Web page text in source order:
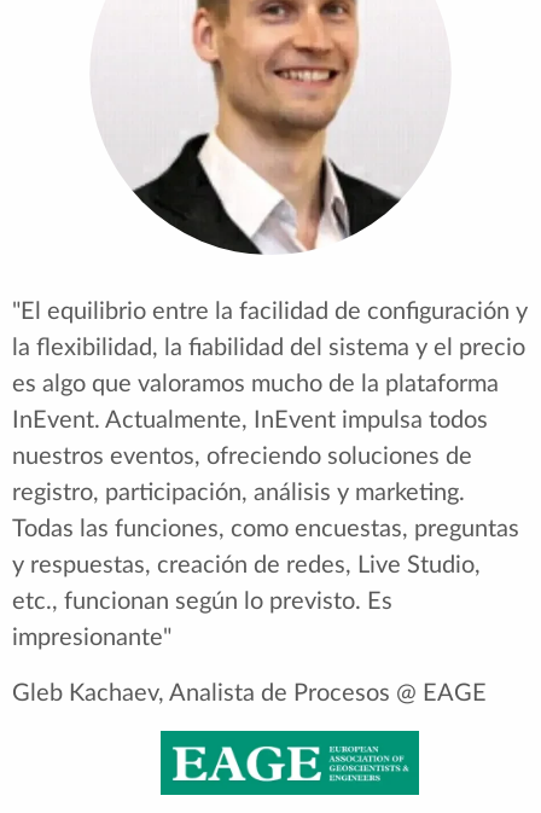
Tech Tuesdays, y realmente nos ha permitido
ampliar lo que podemos ofrecer a los asistentes
en lugar de sólo diapositivas y cámaras web.
Ahora podemos incorporar demostraciones en
directo de interfaces gráficas de usuario, paneles
dinámicos y lanzamientos de productos. Esto ha
transformado totalmente nuestra experiencia de
como InEvent escucha a sus clientes y utiliza esa
colaboración para hacer crecer la plataforma
para todos."
Chris Repetti - Director de eventos y productor
de vídeo en SONY